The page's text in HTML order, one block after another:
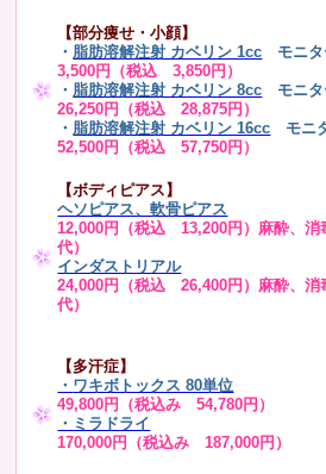
【部分痩せ・小顔】
・ 脂肪溶解注射 カベリン 1cc モニタ
3,500円（税込 3,850円）
・ 脂肪溶解注射 カベリン 8cc モニタ
26,250円（税込 28,875円）
・ 脂肪溶解注射 カベリン 16cc
モニ
52,500円（税込 57,750円）
【ボディピアス】
ヘソピアス、軟骨ピアス
12,000円（税込 13,200円）麻酔、消
代）
インダストリアル
24,000円（税込 26,400円）麻酔、消
代）
【多汗症】
・ ワキボトックス 80単位
49,800円（税込み 54,780円）
・ミラドライ
170,000円（税込み 187,000円）